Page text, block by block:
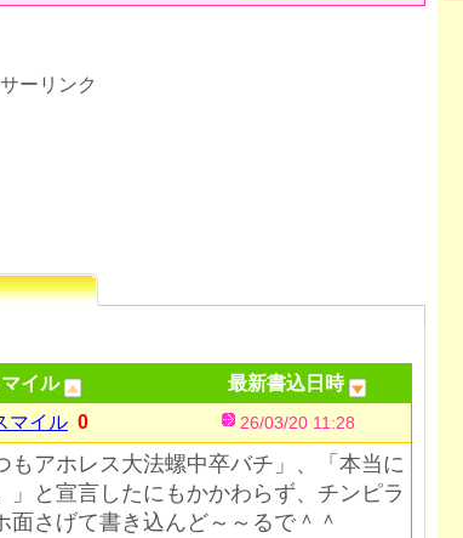
ーリンク
イル
最新書込日時
マイル 0 26/03/20 11:28
もアホレス大法螺中卒バチ」、「本当に
」と宣言したにもかかわらず、チンピラ
面さげて書き込んど～～るで＾＾